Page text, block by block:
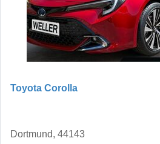
Toyota Corolla
Dortmund, 44143